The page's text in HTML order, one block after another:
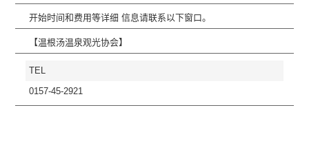
开始时间和费用等详细 信息请联系以下窗口。
【温根汤温泉观光协会】
TEL
0157-45-2921